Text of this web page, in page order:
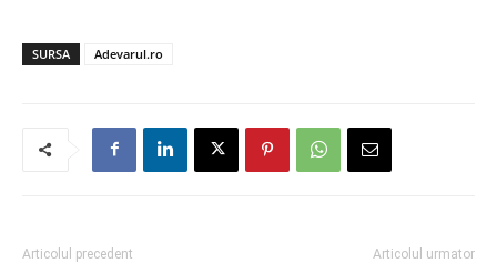
SURSA Adevarul.ro
Articolul precedent Articolul urmator